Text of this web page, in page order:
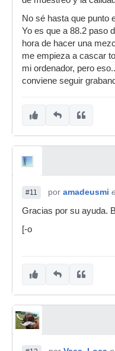
No sé hasta que punto
Yo es que a 88.2 paso
hora de hacer una
me empieza a cascar
mi ordenador, pero
conviene seguir
#11 por amadeusmi
Gracias por su ayuda.
[-o